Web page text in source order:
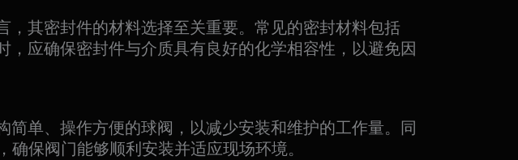
其密封件的材料选择至关重要。常见的密封材料包括
，应确保密封件与介质具有良好的化学相容性，以避免因
单、操作方便的球阀，以减少安装和维护的工作量。同
保阀门能够顺利安装并适应现场环境。